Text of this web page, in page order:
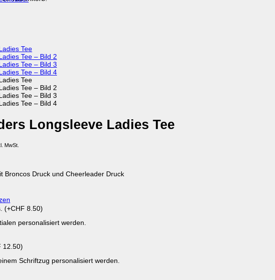
Longsleeve Ladies Tee
MwSt.
Broncos Druck und Cheerleader Druck
(+CHF 8.50)
personalisiert werden.
12.50)
Schriftzug personalisiert werden.